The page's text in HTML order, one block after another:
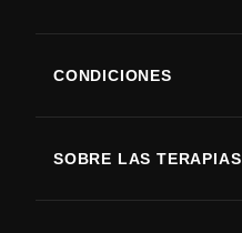
CONDICIONES
SOBRE LAS TERAPIAS